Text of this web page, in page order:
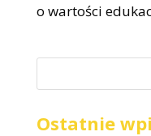
o wartości
Ostatnie